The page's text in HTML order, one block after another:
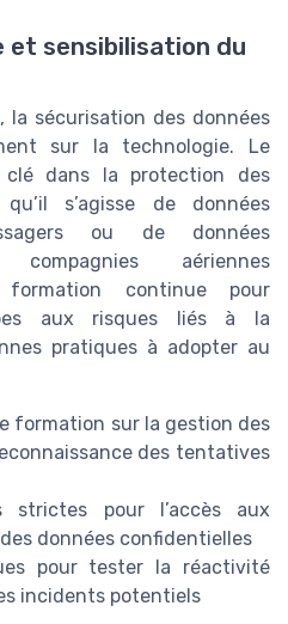
et sensibilisation du
la sécurisation des données
sur la technologie. Le
dans la protection des
s’agisse de données
ou de données
compagnies aériennes
continue pour
aux risques liés à la
pratiques à adopter au
formation sur la gestion des
des tentatives
strictes pour l’accès aux
données confidentielles
pour tester la réactivité
incidents potentiels